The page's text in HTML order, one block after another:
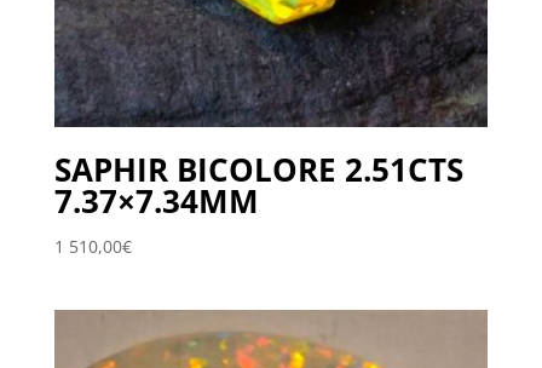
SAPHIR BICOLORE 2.51CTS
7.37×7.34MM
1 510,00€